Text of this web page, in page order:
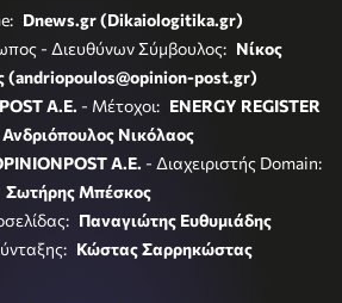
Dnews.gr (Dikaiologitika.gr)
- Διευθύνων Σύμβουλος: Νίκος
(andriopoulos@opinion-post.gr)
A.E. - Μέτοχοι: ENERGY REGISTER
Νικόλαος
A.E. - Διαχειριστής Domain:
Σωτήρης Μπέσκος
Παναγιώτης Ευθυμιάδης
Κώστας Σαρρηκώστας